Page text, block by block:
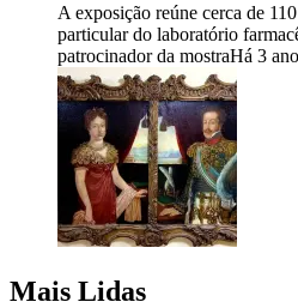
A exposição reúne cerca de
particular do laboratório
patrocinador da mostraHá 3
Mais Lidas